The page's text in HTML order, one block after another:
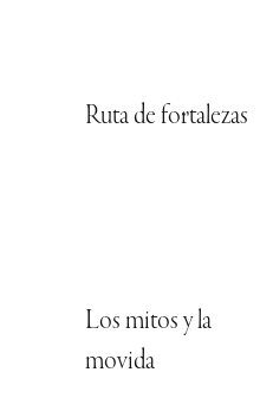
Ruta de fortalezas
Los mitos y la
movida